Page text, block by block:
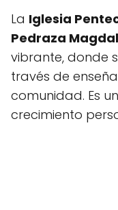
La Iglesia
Pedraza
vibrante, donde
través de
comunidad. Es
crecimiento